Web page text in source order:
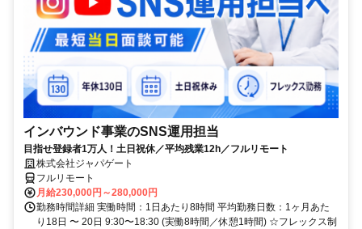
インバウンド事業のSNS運用担当
目指せ登録者1万人！土日祝休／平均残業12h／フルリモート
株式会社ジャパゲート
フルリモート
月給230,000円～280,000円
勤務時間詳細 実働時間：1日あたり8時間 平均勤務日数：1ヶ月あた
り18日 〜 20日 9:30〜18:30 (実働8時間／休憩1時間) ☆フレックス制